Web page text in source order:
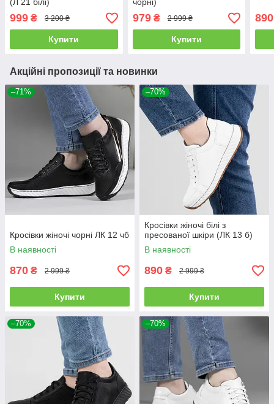
999 ₴ 3 200 ₴
Купити
979₴ 2 999 ₴
Купити
890
Акційні пропозиції та новинки
–71%
Кросівки жіночі чорні ЛК 12 чб
В наявності
870 ₴ 2 999 ₴
Купити
–70%
Кросівки жіночі білі з
пресованої шкіри (ЛК 13 б)
В наявності
890 ₴ 2 999 ₴
Купити
–70% –70%